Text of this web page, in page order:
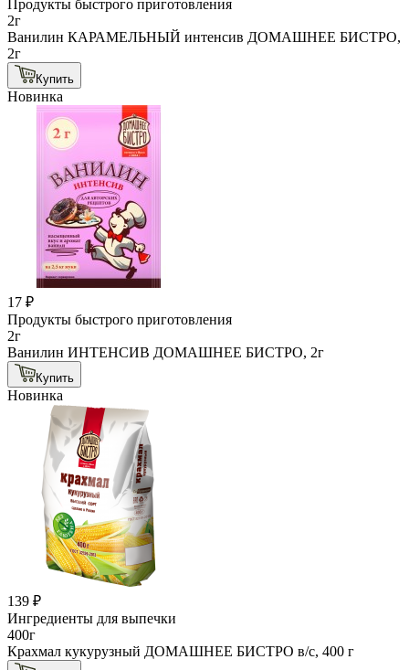
Продукты быстрого приготовления
2г
Ванилин КАРАМЕЛЬНЫЙ интенсив ДОМАШНЕЕ БИСТРО,
2г
Купить
Новинка
17 ₽
Продукты быстрого приготовления
2г
Ванилин ИНТЕНСИВ ДОМАШНЕЕ БИСТРО, 2г
Купить
Новинка
139 ₽
Ингредиенты для выпечки
400г
Крахмал кукурузный ДОМАШНЕЕ БИСТРО в/с, 400 г